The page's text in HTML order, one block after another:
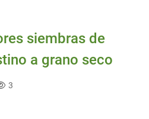
siembras de
a grano seco
3